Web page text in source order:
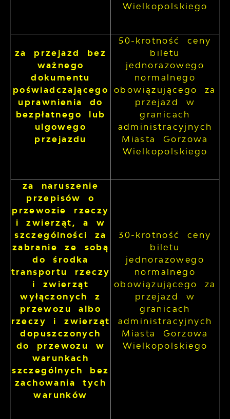
Wielkopolskiego
za przejazd bez
ważnego
dokumentu
poświadczającego
uprawnienia do
bezpłatnego lub
ulgowego
przejazdu
50-krotność ceny
biletu
jednorazowego
normalnego
obowiązującego za
przejazd w
granicach
administracyjnych
Miasta Gorzowa
Wielkopolskiego
za naruszenie
przepisów o
przewozie rzeczy
i zwierząt, a w
szczególności za
zabranie ze sobą
do środka
transportu rzeczy
i zwierząt
wyłączonych z
przewozu albo
rzeczy i zwierząt
dopuszczonych
do przewozu w
warunkach
szczególnych bez
zachowania tych
warunków
30-krotność ceny
biletu
jednorazowego
normalnego
obowiązującego za
przejazd w
granicach
administracyjnych
Miasta Gorzowa
Wielkopolskiego